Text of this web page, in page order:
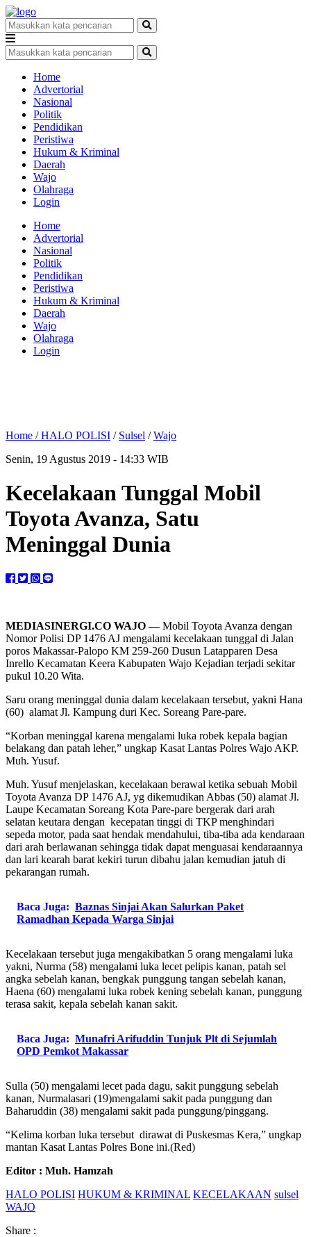
Home
Advertorial
Nasional
Politik
Pendidikan
Peristiwa
Hukum & Kriminal
Daerah
Wajo
Olahraga
Login
Home
Advertorial
Nasional
Politik
Pendidikan
Peristiwa
Hukum & Kriminal
Daerah
Wajo
Olahraga
Login
Home /HALO POLISI / Sulsel /Wajo
Senin, 19 Agustus 2019 - 14:33 WIB
Kecelakaan Tunggal Mobil
Toyota Avanza, Satu
Meninggal Dunia
MEDIASINERGI.CO WAJO —Mobil Toyota Avanza dengan
Nomor Polisi DP 1476 AJ mengalami kecelakaan tunggal di Jalan
poros Makassar-Palopo KM 259-260 Dusun Latapparen Desa
Inrello Kecamatan Keera Kabupaten Wajo Kejadian terjadi sekitar
pukul 10.20 Wita.
Saru orang meninggal dunia dalam kecelakaan tersebut, yakni Hana
(60) alamat Jl. Kampung duri Kec. Soreang Pare-pare.
“Korban meninggal karena mengalami luka robek kepala bagian
belakang dan patah leher,” ungkap Kasat Lantas Polres Wajo AKP.
Muh. Yusuf.
Muh. Yusuf menjelaskan, kecelakaan berawal ketika sebuah Mobil
Toyota Avanza DP 1476 AJ, yg dikemudikan Abbas (50) alamat Jl.
Laupe Kecamatan Soreang Kota Pare-pare bergerak dari arah
selatan keutara dengan kecepatan tinggi di TKP menghindari
sepeda motor, pada saat hendak mendahului, tiba-tiba ada kendaraan
dari arah berlawanan sehingga tidak dapat menguasai kendaraannya
dan lari kearah barat kekiri turun dibahu jalan kemudian jatuh di
pekarangan rumah.
Baca Juga: Baznas Sinjai Akan Salurkan Paket
Ramadhan Kepada Warga Sinjai
Kecelakaan tersebut juga mengakibatkan 5 orang mengalami luka
yakni, Nurma (58) mengalami luka lecet pelipis kanan, patah sel
angka sebelah kanan, bengkak punggung tangan sebelah kanan,
Haena (60) mengalami luka robek kening sebelah kanan, punggung
terasa sakit, kepala sebelah kanan sakit.
Baca Juga: Munafri Arifuddin Tunjuk Plt di Sejumlah
OPD Pemkot Makassar
Sulla (50) mengalami lecet pada dagu, sakit punggung sebelah
kanan, Nurmalasari (19)mengalami sakit pada punggung dan
Baharuddin (38) mengalami sakit pada punggung/pinggang.
“Kelima korban luka tersebut dirawat di Puskesmas Kera,” ungkap
mantan Kasat Lantas Polres Bone ini.(Red)
Editor : Muh. Hamzah
HALO POLISI HUKUM & KRIMINAL KECELAKAAN sulsel
WAJO
Share :